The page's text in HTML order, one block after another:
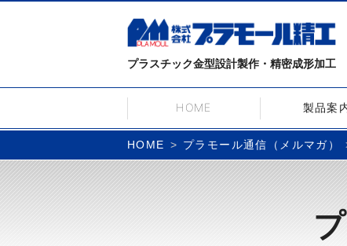
プラスチック金型設計製作・精密成形加工
HOME 製品案
HOME プラモール通信（メルマガ）